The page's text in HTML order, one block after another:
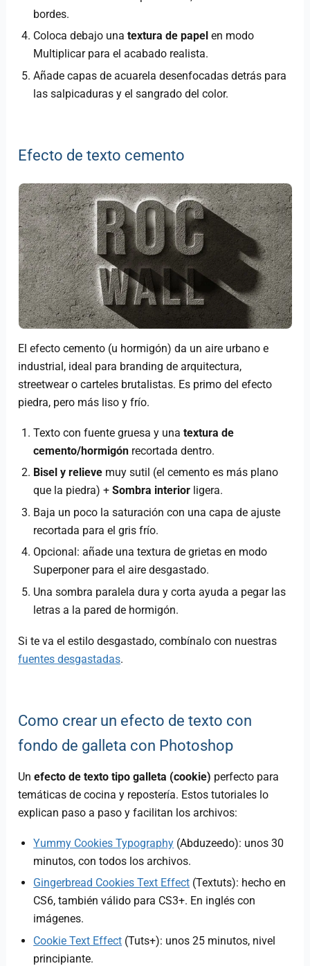
bordes.
Coloca debajo unatextura de papel en modo
Multiplicar para el acabado realista.
Añade capas de acuarela desenfocadas detrás para
las salpicaduras y el sangrado del color.
Efecto de texto cemento
El efecto cemento (u hormigón) da un aire urbano e
industrial, ideal para branding de arquitectura,
streetwear o carteles brutalistas. Es primo del efecto
piedra, pero más liso y frío.
Texto con fuente gruesa y unatextura de
cemento/hormigón recortada dentro.
Bisel y relieve muy sutil (el cemento es más plano
que la piedra) +Sombra interior ligera.
Baja un poco la saturación con una capa de ajuste
recortada para el gris frío.
Opcional: añade una textura de grietas en modo
Superponer para el aire desgastado.
Una sombra paralela dura y corta ayuda a pegar las
letras a la pared de hormigón.
Si te va el estilo desgastado, combínalo con nuestras
fuentes desgastadas.
Como crear un efecto de texto con
fondo de galleta con Photoshop
Unefecto de texto tipo galleta (cookie) perfecto para
temáticas de cocina y repostería. Estos tutoriales lo
explican paso a paso y facilitan los archivos:
Yummy Cookies Typography (Abduzeedo): unos 30
minutos, con todos los archivos.
Gingerbread Cookies Text Effect (Textuts): hecho en
CS6, también válido para CS3+. En inglés con
imágenes.
Cookie Text Effect (Tuts+): unos 25 minutos, nivel
principiante.